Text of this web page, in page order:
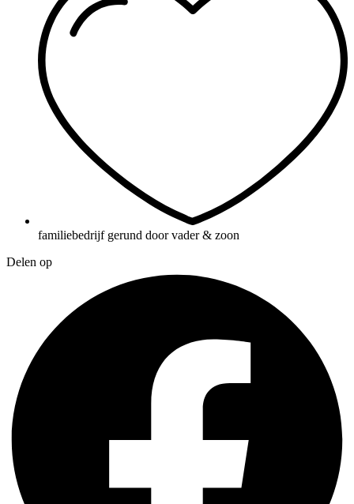
familiebedrijf gerund door vader & zoon
Delen op